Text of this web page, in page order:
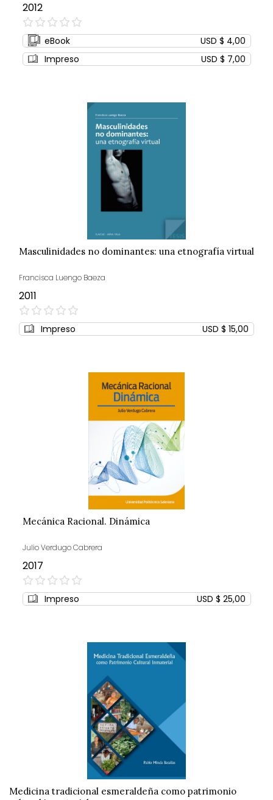
2012
0%
eBook
USD $ 4,00
Impreso
USD $ 7,00
Masculinidades no dominantes: una etnografía virtual
Francisca Luengo Baeza
2011
0%
Impreso USD $ 15,00
Mecánica Racional. Dinámica
Julio Verdugo Cabrera
2017
0%
Impreso USD $ 25,00
Medicina tradicional esmeraldeña como patrimonio